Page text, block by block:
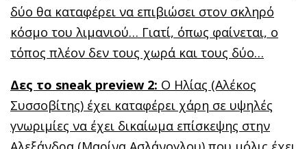
δύο θα καταφέρει να επιβιώσει στον σκληρό
κόσμο του λιμανιού… Γιατί, όπως φαίνεται, ο
τόπος πλέον δεν τους χωρά και τους δύο…
Δες το sneak preview 2: Ο Ηλίας (Αλέκος
Συσσοβίτης) έχει καταφέρει χάρη σε υψηλές
γνωριμίες να έχει δικαίωμα επίσκεψης στην